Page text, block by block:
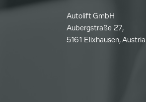
Autolift GmbH
Aubergstraße 27,
5161 Elixhausen, Austria